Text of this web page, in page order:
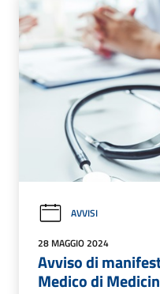
AVVISI
28 MAGGIO 2024
Avviso di
Medico di